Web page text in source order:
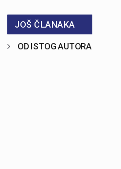
JOŠ ČLANAKA
OD ISTOG AUTORA